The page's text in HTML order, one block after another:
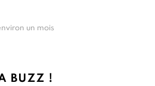
un mois
BUZZ !